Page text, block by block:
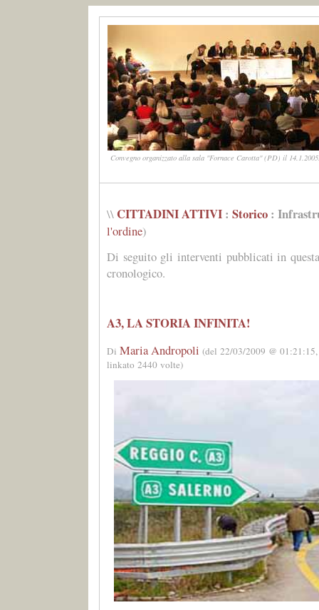
Convegno organizzato alla sala "Fornace Carotta" (PD) il
\\ CITTADINI ATTIVI : Storico :
l'ordine)
Di seguito gli interventi pubblicati in
cronologico.
A3, LA STORIA INFINITA!
Di Maria Andropoli (del 22/03/2009 @
linkato 2440 volte)